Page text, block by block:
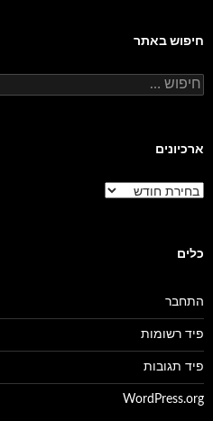
חיפוש באתר
חיפוש:
ארכיונים
ארכיונים
כלים
התחבר
פיד רשומות
פיד תגובות
WordPress.org